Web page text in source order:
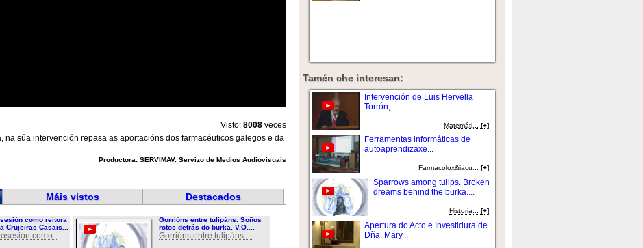
Visto: 8008 veces
na súa intervención repasa as aportacións dos farmacéuticos galegos e da
Productora: SERVIMAV. Servizo de Medios Audiovisuais
Máis vistos Destacados
como reitora
Crujeiras Casais...
como...
Gorrións entre tulipáns. Soños
rotos detrás do burka. V.O....
Gorrións entre tulipáns....
Tamén che interesan:
Intervención de Luis Hervella
Torrón,...
Matemáti...[+]
Ferramentas informáticas de
autoaprendizaxe...
Farmacolox&iacu... [+]
Sparrows among tulips. Broken
dreams behind the burka....
Historia...[+]
Apertura do Acto e Investidura de
Dña. Mary...